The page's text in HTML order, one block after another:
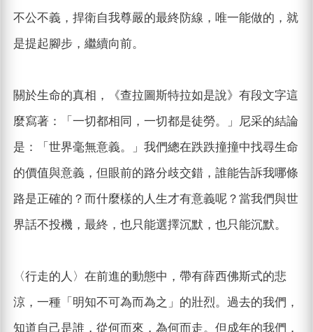
不公不義，捍衛自我尊嚴的最終防線，唯一能做的，就
是提起腳步，繼續向前。
關於生命的真相，《查拉圖斯特拉如是說》有段文字這
麼寫著：「一切都相同，一切都是徒勞。」尼采的結論
是：「世界毫無意義。」我們總在跌跌撞撞中找尋生命
的價值與意義，但眼前的路分歧交錯，誰能告訴我哪條
路是正確的？而什麼樣的人生才有意義呢？當我們與世
界話不投機，最終，也只能選擇沉默，也只能沉默。
〈行走的人〉在前進的動態中，帶有薛西佛斯式的悲
涼，一種「明知不可為而為之」的壯烈。過去的我們，
知道自己是誰，從何而來，為何而走。但成年的我們，